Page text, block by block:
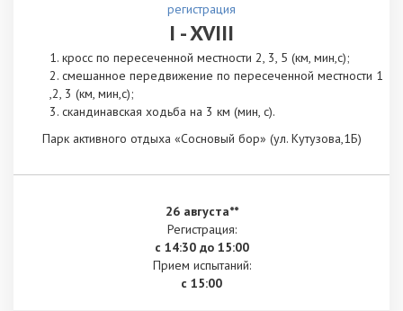
регистрация
I - XVIII
кросс по пересеченной местности 2, 3, 5 (км, мин,с);
смешанное передвижение по пересеченной местности 1
,2, 3 (км, мин,с);
скандинавская ходьба на 3 км (мин, с).
Парк активного отдыха «Сосновый бор» (ул. Кутузова,1Б)
26 августа**
Регистрация:
с 14:30 до 15:00
Прием испытаний:
с 15:00